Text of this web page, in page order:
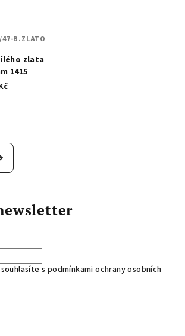
zlata
1415
47-B.ZLATO
s podmínkami ochrany osobních